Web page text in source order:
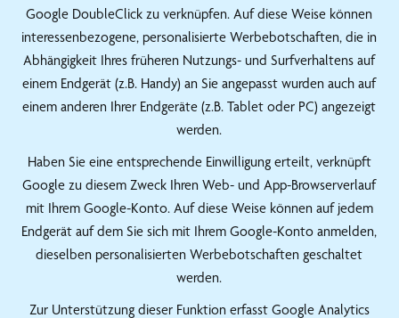
Google DoubleClick zu verknüpfen. Auf diese Weise können
interessenbezogene, personalisierte Werbebotschaften, die in
Abhängigkeit Ihres früheren Nutzungs- und Surfverhaltens auf
einem Endgerät (z.B. Handy) an Sie angepasst wurden auch auf
einem anderen Ihrer Endgeräte (z.B. Tablet oder PC) angezeigt
werden.
Haben Sie eine entsprechende Einwilligung erteilt, verknüpft
Google zu diesem Zweck Ihren Web- und App-Browserverlauf
mit Ihrem Google-Konto. Auf diese Weise können auf jedem
Endgerät auf dem Sie sich mit Ihrem Google-Konto anmelden,
dieselben personalisierten Werbebotschaften geschaltet
werden.
Zur Unterstützung dieser Funktion erfasst Google Analytics